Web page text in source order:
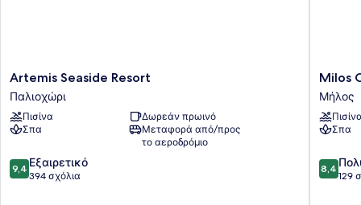
Artemis
Seaside
Resort
Παλιοχώρι
Artemis Seaside Resort
Παλιοχώρι
Πισίνα
Δωρεάν πρωινό
Σπα
Μεταφορά από/προς
το αεροδρόμιο
9.4
στα
9,4 Εξαιρετικό
394 σχόλια
Milos
Cove
Μήλος
Milos
Μήλος
Σπα
8.4
στα
8,4
129